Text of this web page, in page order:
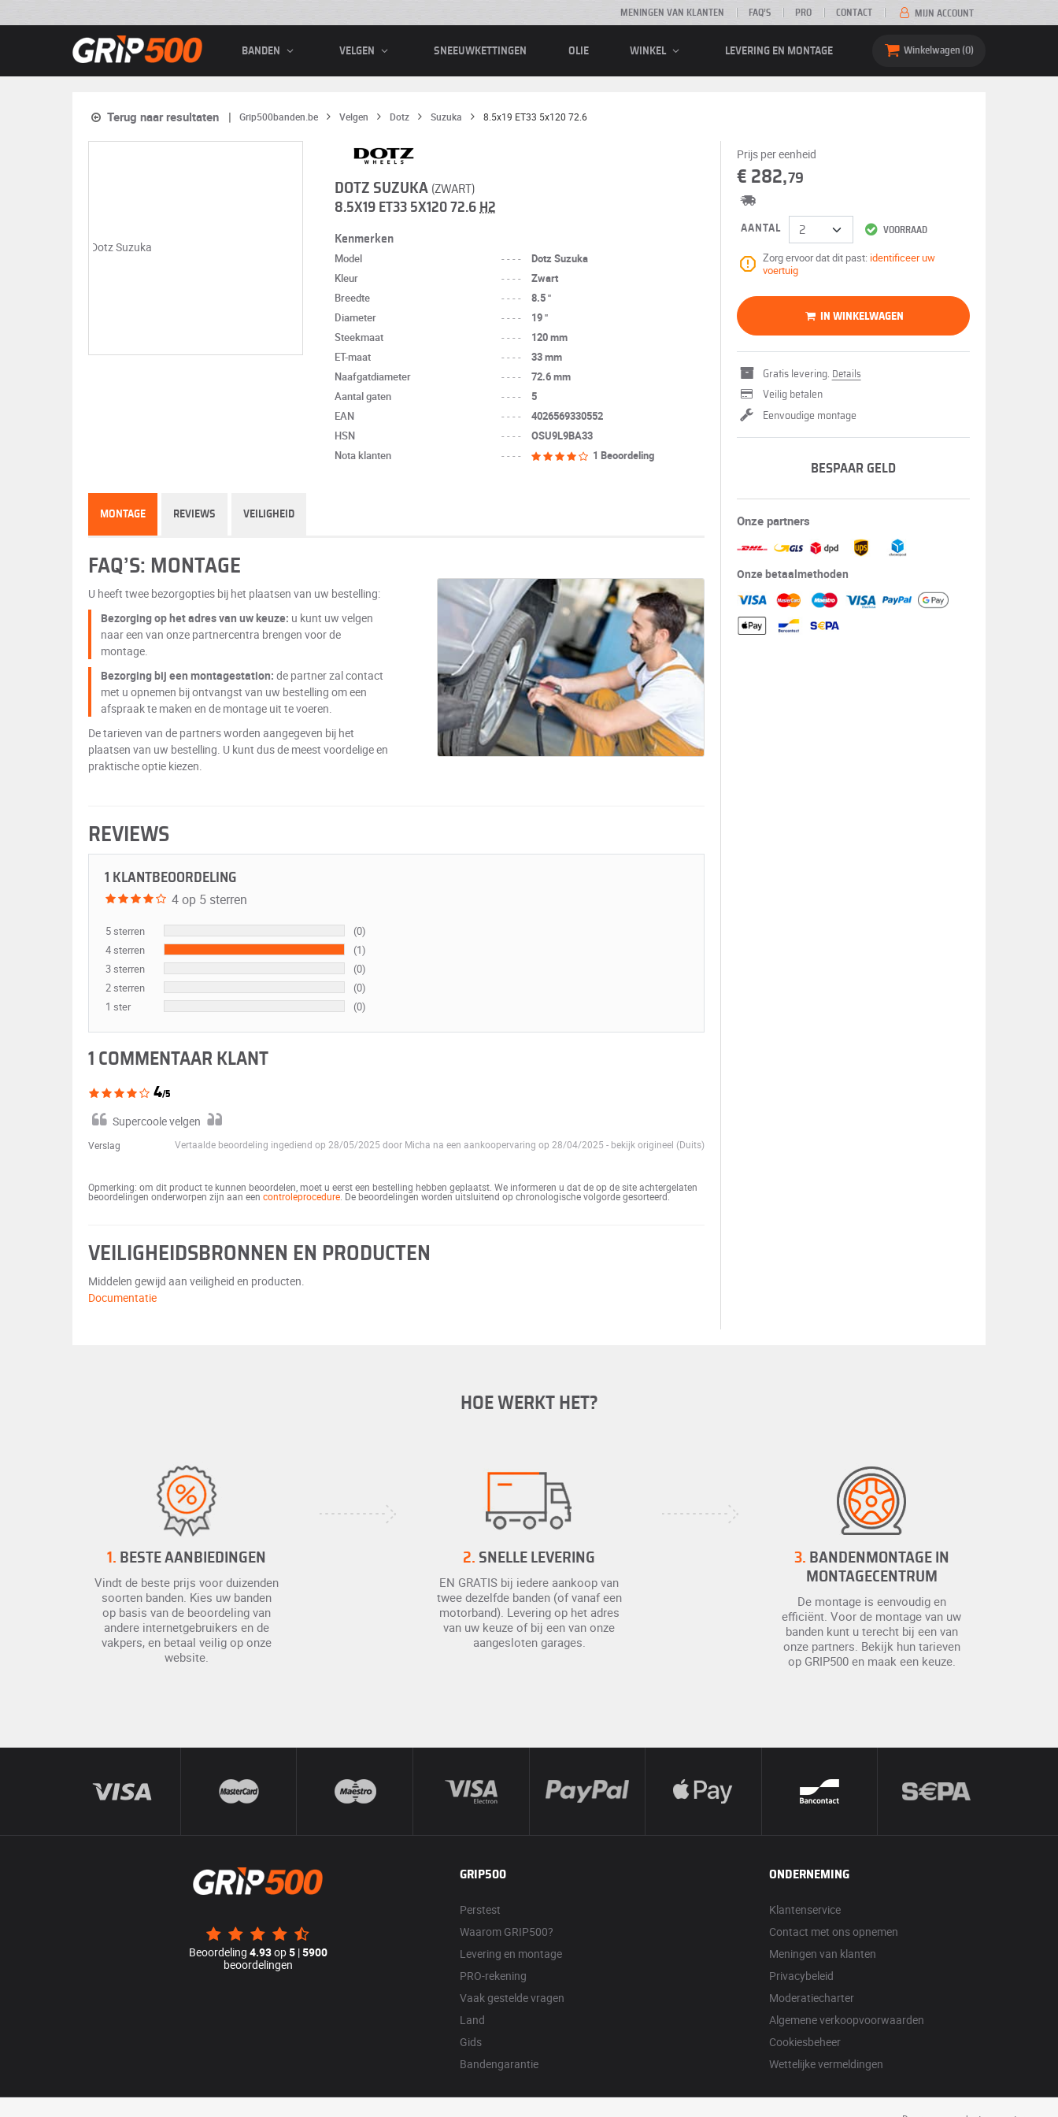
MENINGEN VAN KLANTEN FAQ’S PRO CONTACT MIJN ACCOUNT
BANDEN VELGEN SNEEUWKETTINGEN OLIE WINKEL LEVERING EN MONTAGE Winkelwagen 0
Terug naar resultaten Grip500banden.be Velgen Dotz Suzuka 8.5x19 ET33 5x120 72.6
DOTZ SUZUKA (ZWART)
8.5X19 ET33 5X120 72.6 H2
Kenmerken
Model ----
Dotz Suzuka
Kleur
----
Zwart
Breedte
----
8.5 "
Diameter
----
19 "
Steekmaat
----
120 mm
ET-maat
----
33 mm
Naafgatdiameter
----
72.6 mm
Aantal gaten
----
5
EAN
----
4026569330552
HSN
----
OSU9L9BA33
Nota klanten
---- 1 Beoordeling
Prijs per eenheid
€ 282,79
VOORRAAD
AANTAL
Zorg ervoor dat dit past: identificeer uw
voertuig
IN WINKELWAGEN
Gratis levering. Details
Veilig betalen
Eenvoudige montage
BESPAAR GELD
Onze partners
Onze betaalmethoden
MONTAGE REVIEWS VEILIGHEID
FAQ’S: MONTAGE
U heeft twee bezorgopties bij het plaatsen van uw bestelling:
Bezorging op het adres van uw keuze: u kunt uw velgen
naar een van onze partnercentra brengen voor de
montage.
Bezorging bij een montagestation: de partner zal contact
met u opnemen bij ontvangst van uw bestelling om een
afspraak te maken en de montage uit te voeren.
De tarieven van de partners worden aangegeven bij het
plaatsen van uw bestelling. U kunt dus de meest voordelige en
praktische optie kiezen.
REVIEWS
1 KLANTBEOORDELING
4 op 5 sterren
5 sterren
(0)
4 sterren
(1)
3 sterren
(0)
2 sterren
(0)
1 ster
(0)
1 COMMENTAAR KLANT
4/5
Supercoole velgen
Verslag Vertaalde beoordeling ingediend op 28/05/2025 door Micha na een aankoopervaring op 28/04/2025 - bekijk origineel (Duits)
Opmerking: om dit product te kunnen beoordelen, moet u eerst een bestelling hebben geplaatst. We informeren u dat de op de site achtergelaten
beoordelingen onderworpen zijn aan een controleprocedure . De beoordelingen worden uitsluitend op chronologische volgorde gesorteerd.
VEILIGHEIDSBRONNEN EN PRODUCTEN
Middelen gewijd aan veiligheid en producten.
Documentatie
HOE WERKT HET?
1. BESTE AANBIEDINGEN
Vindt de beste prijs voor duizenden
soorten banden. Kies uw banden
op basis van de beoordeling van
andere internetgebruikers en de
vakpers, en betaal veilig op onze
website.
2. SNELLE LEVERING
EN GRATIS bij iedere aankoop van
twee dezelfde banden (of vanaf een
motorband). Levering op het adres
van uw keuze of bij een van onze
aangesloten garages.
3. BANDENMONTAGE IN
MONTAGECENTRUM
De montage is eenvoudig en
efficiënt. Voor de montage van uw
banden kunt u terecht bij een van
onze partners. Bekijk hun tarieven
op GRIP500 en maak een keuze.
Beoordeling 4.93op5|5900
beoordelingen
GRIP500
Perstest
Waarom GRIP500?
Levering en montage
PRO-rekening
Vaak gestelde vragen
Land
Gids
Bandengarantie
ONDERNEMING
Klantenservice
Contact met ons opnemen
Meningen van klanten
Privacybeleid
Moderatiecharter
Algemene verkoopvoorwaarden
Cookiesbeheer
Wettelijke vermeldingen